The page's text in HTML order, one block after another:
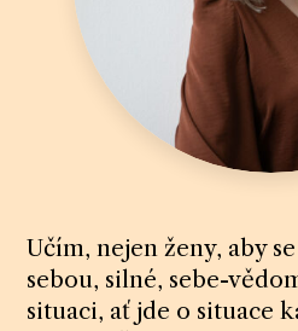
Učím, nejen ženy, aby
sebou, silné, sebe-
situaci, ať jde o situace